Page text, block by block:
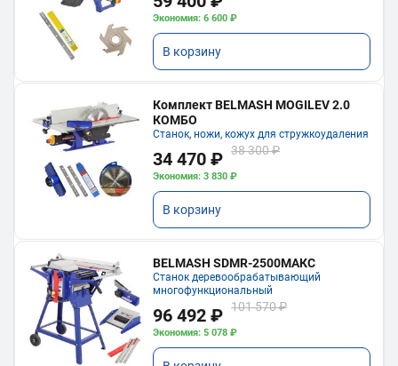
Экономия: 6 600 ₽
В корзину
Комплект BELMASH MOGILEV 2.0
КОМБО
Станок, ножи, кожух для стружкоудаления
34 470 ₽ 38 300 ₽
Экономия: 3 830 ₽
В корзину
BELMASH SDMR-2500МАКС
Станок деревообрабатывающий
многофункциональный
96 492 ₽ 101 570 ₽
Экономия: 5 078 ₽